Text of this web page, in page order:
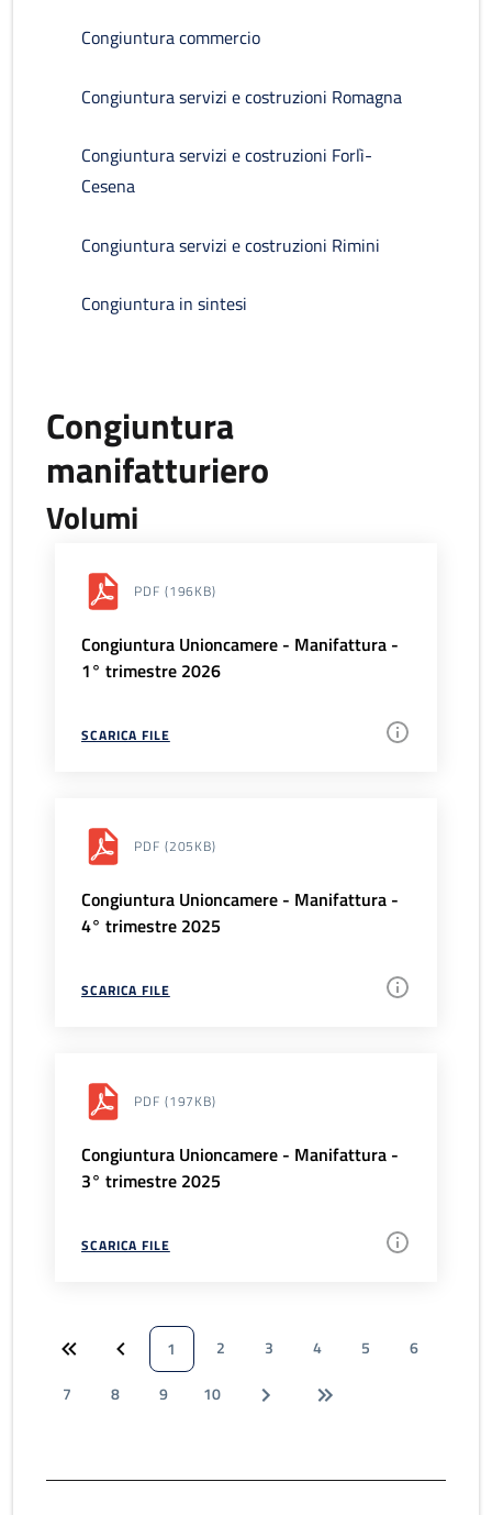
Congiuntura commercio
Congiuntura servizi e costruzioni Romagna
Congiuntura servizi e costruzioni Forlì-
Cesena
Congiuntura servizi e costruzioni Rimini
Congiuntura in sintesi
Congiuntura
manifatturiero
Volumi
PDF (196KB)
Congiuntura Unioncamere - Manifattura -
1° trimestre 2026
SCARICA FILE
PDF (205KB)
Congiuntura Unioncamere - Manifattura -
4° trimestre 2025
SCARICA FILE
PDF (197KB)
Congiuntura Unioncamere - Manifattura -
3° trimestre 2025
SCARICA FILE
1 2 3 4 5
6
7
8 9 10